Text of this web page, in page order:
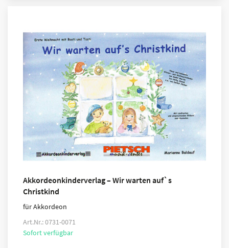
Akkordeonkinderverlag – Wir warten auf`s
Christkind
für Akkordeon
Art.Nr.: 0731-0071
Sofort verfügbar